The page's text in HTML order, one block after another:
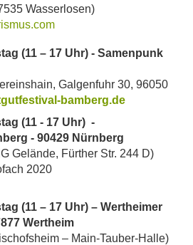
Wasserlosen)
(11 – 17 Uhr) - Samenpunk
Galgenfuhr 30, 96050
bamberg.de
(11 - 17 Uhr) -
- 90429 Nürnberg
Gelände, Fürther Str. 244 D)
2020
(11 – 17 Uhr) – Wertheimer
Wertheim
– Main-Tauber-Halle)